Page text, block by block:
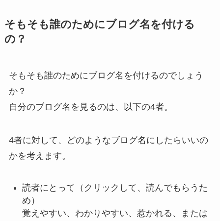
そもそも誰のためにブログ名を付ける
の？
そもそも誰のためにブログ名を付けるのでしょう
か？
自分のブログ名を見るのは、以下の4者。
4者に対して、どのようなブログ名にしたらいいの
かを考えます。
読者にとって （クリックして、読んでもらうた
め）
覚えやすい、わかりやすい、惹かれる、または